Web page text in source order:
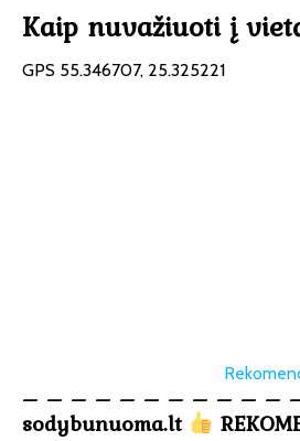
Kaip nuvažiuoti į
GPS 55.346707, 25.325221
– – – – – – – – – – –
sodybunuoma.lt